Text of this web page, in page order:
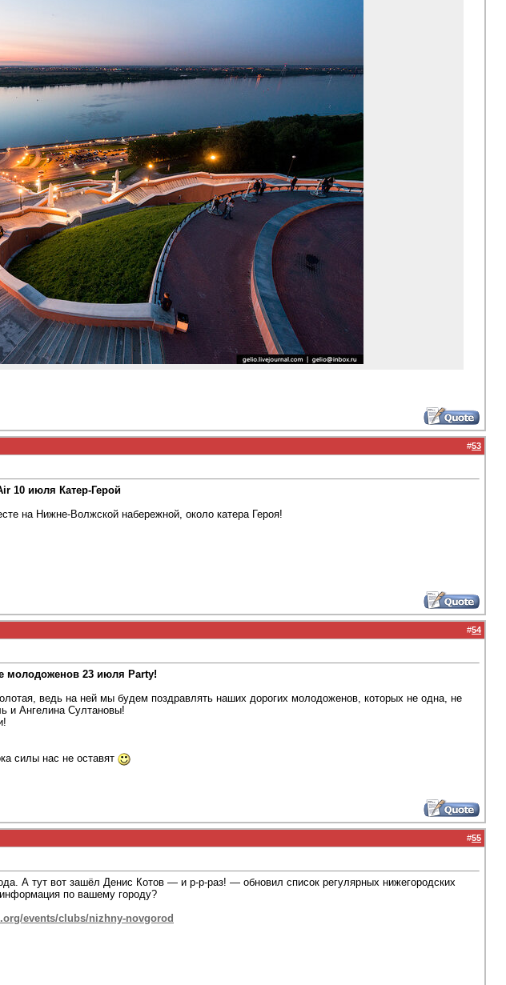
#53
10 июля Катер-Герой
на Нижне-Волжской набережной, около катера Героя!
#54
молодоженов 23 июля Party!
ведь на ней мы будем поздравлять наших дорогих молодоженов, которых не одна, не
и Ангелина Султановы!
силы нас не оставят
#55
А тут вот зашёл Денис Котов — и р-р-раз! — обновил список регулярных нижегородских
по вашему городу?
events/clubs/nizhny-novgorod